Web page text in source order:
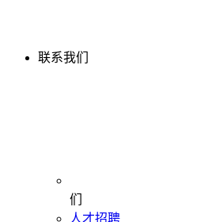
联系我们
们
人才招聘